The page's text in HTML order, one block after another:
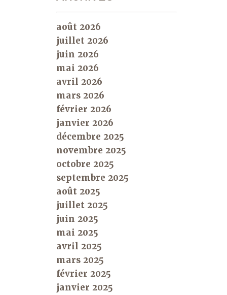
août 2026
juillet 2026
juin 2026
mai 2026
avril 2026
mars 2026
février 2026
janvier 2026
décembre 2025
novembre 2025
octobre 2025
septembre 2025
août 2025
juillet 2025
juin 2025
mai 2025
avril 2025
mars 2025
février 2025
janvier 2025